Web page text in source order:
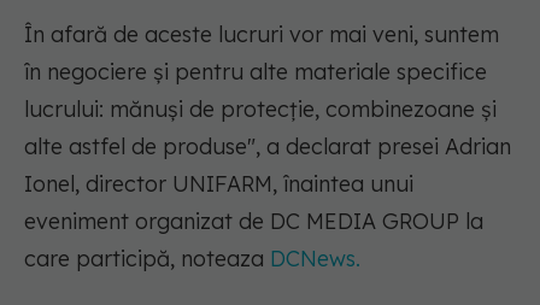
În afară de aceste lucruri vor mai veni, suntem
în negociere şi pentru alte materiale specifice
lucrului: mănuşi de protecţie, combinezoane şi
alte astfel de produse", a declarat presei Adrian
Ionel, director UNIFARM, înaintea unui
eveniment organizat de DC MEDIA GROUP la
care participă, noteaza DCNews.